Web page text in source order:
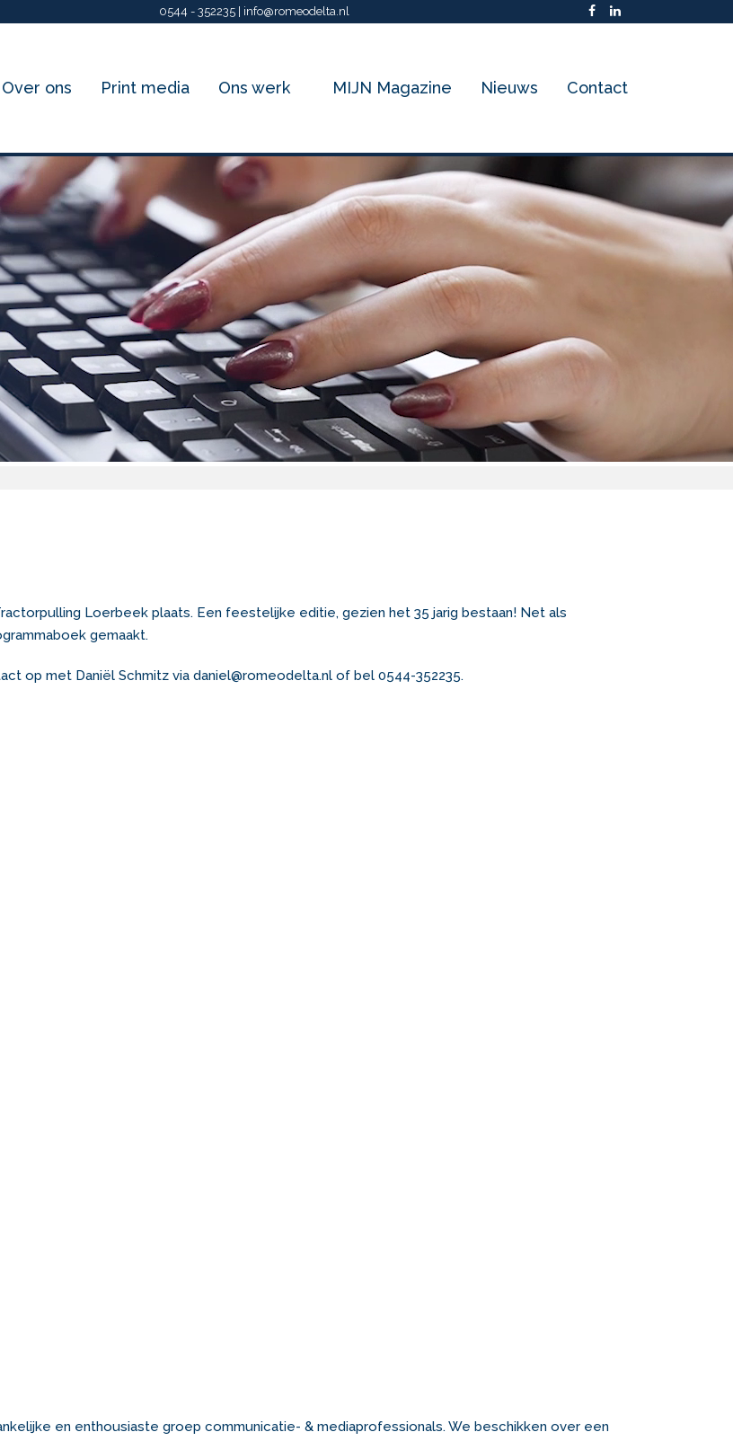
0544 - 352235 | info@romeodelta.nl
Over ons Print media Ons werk MIJN Magazine Nieuws Contact
Loerbeek plaats. Een feestelijke editie, gezien het 35 jarig bestaan! Net als
gemaakt.
op met Daniël Schmitz via daniel@romeodelta.nl of bel 0544-352235.
en enthousiaste groep communicatie- & mediaprofessionals. We beschikken over een